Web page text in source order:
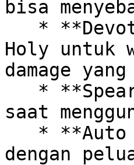
bisa
Holy untuk
damage
saat
dengan